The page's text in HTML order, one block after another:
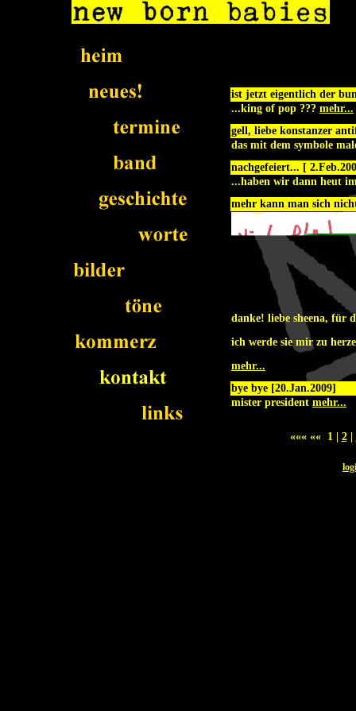
ist jetzt eigentlich der
...king of pop ??? mehr...
gell, liebe konstanzer
das mit dem symbole
nachgefeiert... [
...haben wir dann heut
mehr kann man sich
danke! liebe sheena, für
ich werde sie mir zu
mehr...
bye bye [20.Jan.2009]
mister president mehr...
««« «« 1 | 2|